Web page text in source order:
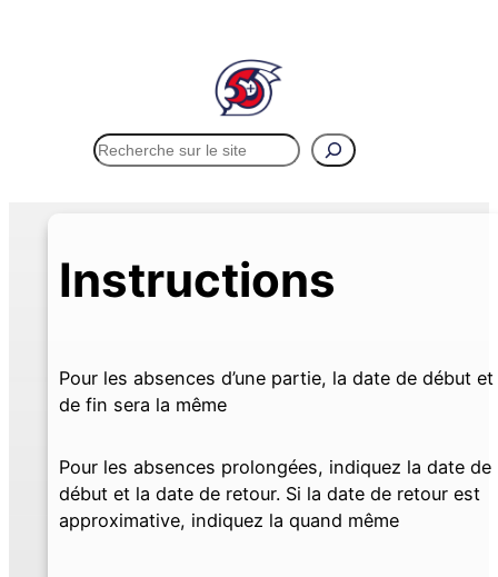
Rechercher
Instructions
Pour les absences d’une partie, la date de début et
de fin sera la même
Pour les absences prolongées, indiquez la date de
début et la date de retour. Si la date de retour est
approximative, indiquez la quand même